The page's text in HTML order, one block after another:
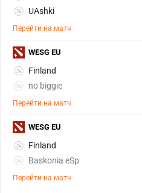
UAshki
Перейти на матч
Finland
no biggie
Перейти на матч
WESG EU
Finland
Baskonia eSp
Перейти на матч
WESG EU